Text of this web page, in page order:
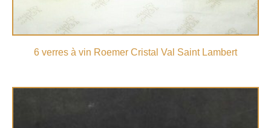
6 verres à vin Roemer Cristal Val Saint Lambert